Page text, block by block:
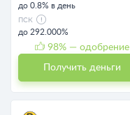
до 0.8% в день
ПСК
до 292.000%
98% — одобрение
Получить деньги